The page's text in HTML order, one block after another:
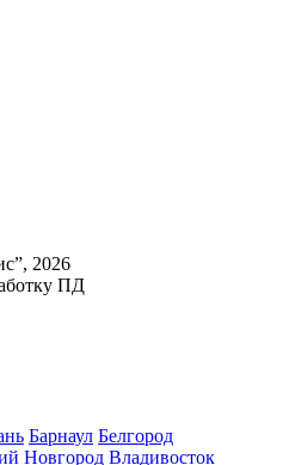
2026
ПД
Барнаул Белгород
Новгород Владивосток